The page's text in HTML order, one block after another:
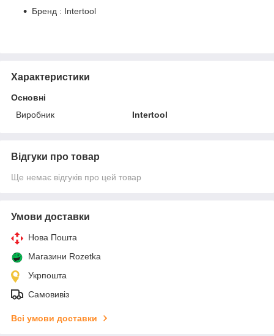
Бренд : Intertool
Характеристики
Основні
Виробник
Intertool
Відгуки про товар
Ще немає відгуків про цей товар
Умови доставки
Нова Пошта
Магазини Rozetka
Укрпошта
Самовивіз
Всі умови доставки